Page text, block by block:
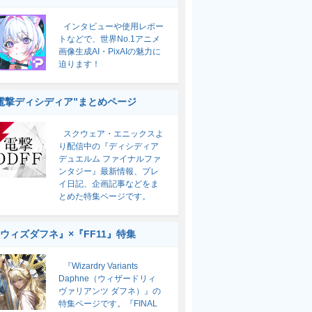
インタビューや使用レポー
トなどで、世界No.1アニメ
画像生成AI・PixAIの魅力に
迫ります！
撃ディシディア”まとめページ
スクウェア・エニックスよ
り配信中の『ディシディア
デュエルム ファイナルファ
ンタジー』最新情報、プレ
イ日記、企画記事などをま
とめた特集ページです。
ィズダフネ』×『FF11』特集
『Wizardry Variants
Daphne（ウィザードリィ
ヴァリアンツ ダフネ）』の
特集ページです。『FINAL